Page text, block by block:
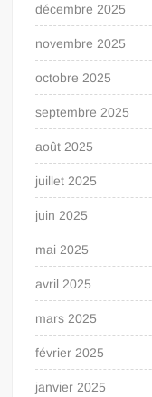
décembre 2025
novembre 2025
octobre 2025
septembre 2025
août 2025
juillet 2025
juin 2025
mai 2025
avril 2025
mars 2025
février 2025
janvier 2025